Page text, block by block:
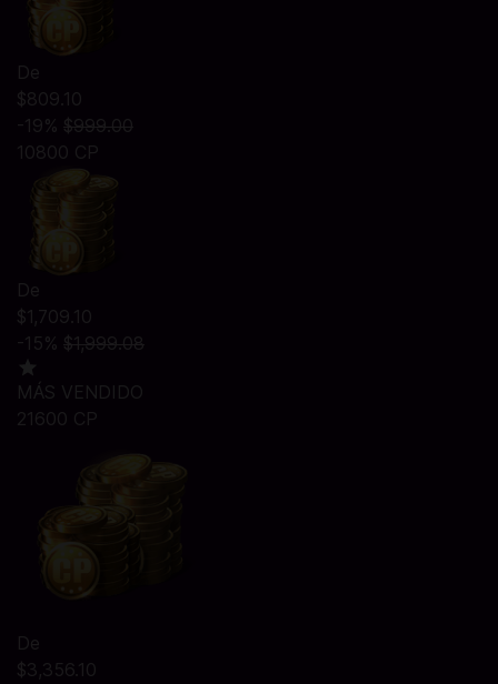
De
$809.10
-19% $999.00
10800 CP
De
$1,709.10
-15% $1,999.08
MÁS VENDIDO
21600 CP
De
$3,356.10